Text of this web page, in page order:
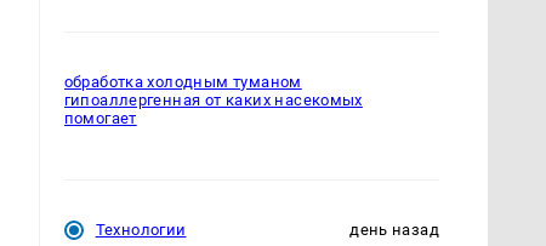
обработка холодным туманом
гипоаллергенная от каких насекомых
помогает
Технологии день назад